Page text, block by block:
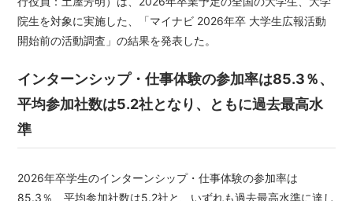
院生を対象に実施した、「マイナビ 2026年卒 大学生広報活動
開始前の活動調査」の結果を発表した。
インターンシップ・仕事体験の参加率は85.3％、
平均参加社数は5.2社となり、ともに過去最高水
準
2026年卒学生のインターンシップ・仕事体験の参加率は
85.3％、平均参加社数は5.2社と、いずれも過去最高水準に達し